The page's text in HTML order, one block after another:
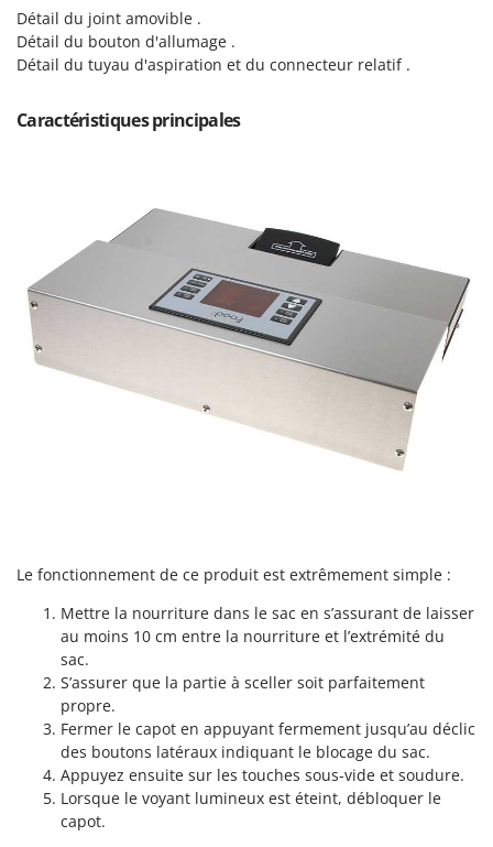
Mastercook
Masterpro
MCH
Mockmill
More than chef
MOSA
Mowox
Novatec
Novital
NuAir
NuovaFac
Officine Savioli
Oliviero
Olix
Détail du joint amovible .
Détail du bouton d'allumage .
Détail du tuyau d'aspiration et du connecteur relatif .
Caractéristiques principales
Le fonctionnement de ce produit est extrêmement simple :
Mettre la nourriture dans le sac en s’assurant de laisser
au moins 10 cm entre la nourriture et l’extrémité du
sac.
S’assurer que la partie à sceller soit parfaitement
propre.
Fermer le capot en appuyant fermement jusqu’au déclic
des boutons latéraux indiquant le blocage du sac.
Appuyez ensuite sur les touches sous-vide et soudure.
Lorsque le voyant lumineux est éteint, débloquer le
capot.